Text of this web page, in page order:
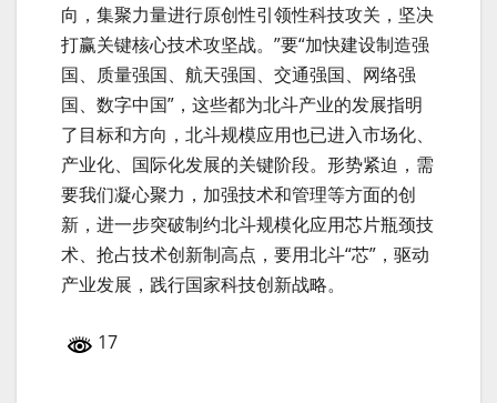
向，集聚力量进行原创性引领性科技攻关，坚决
打赢关键核心技术攻坚战。”要“加快建设制造强
国、质量强国、航天强国、交通强国、网络强
国、数字中国”，这些都为北斗产业的发展指明
了目标和方向，北斗规模应用也已进入市场化、
产业化、国际化发展的关键阶段。形势紧迫，需
要我们凝心聚力，加强技术和管理等方面的创
新，进一步突破制约北斗规模化应用芯片瓶颈技
术、抢占技术创新制高点，要用北斗“芯”，驱动
产业发展，践行国家科技创新战略。
17